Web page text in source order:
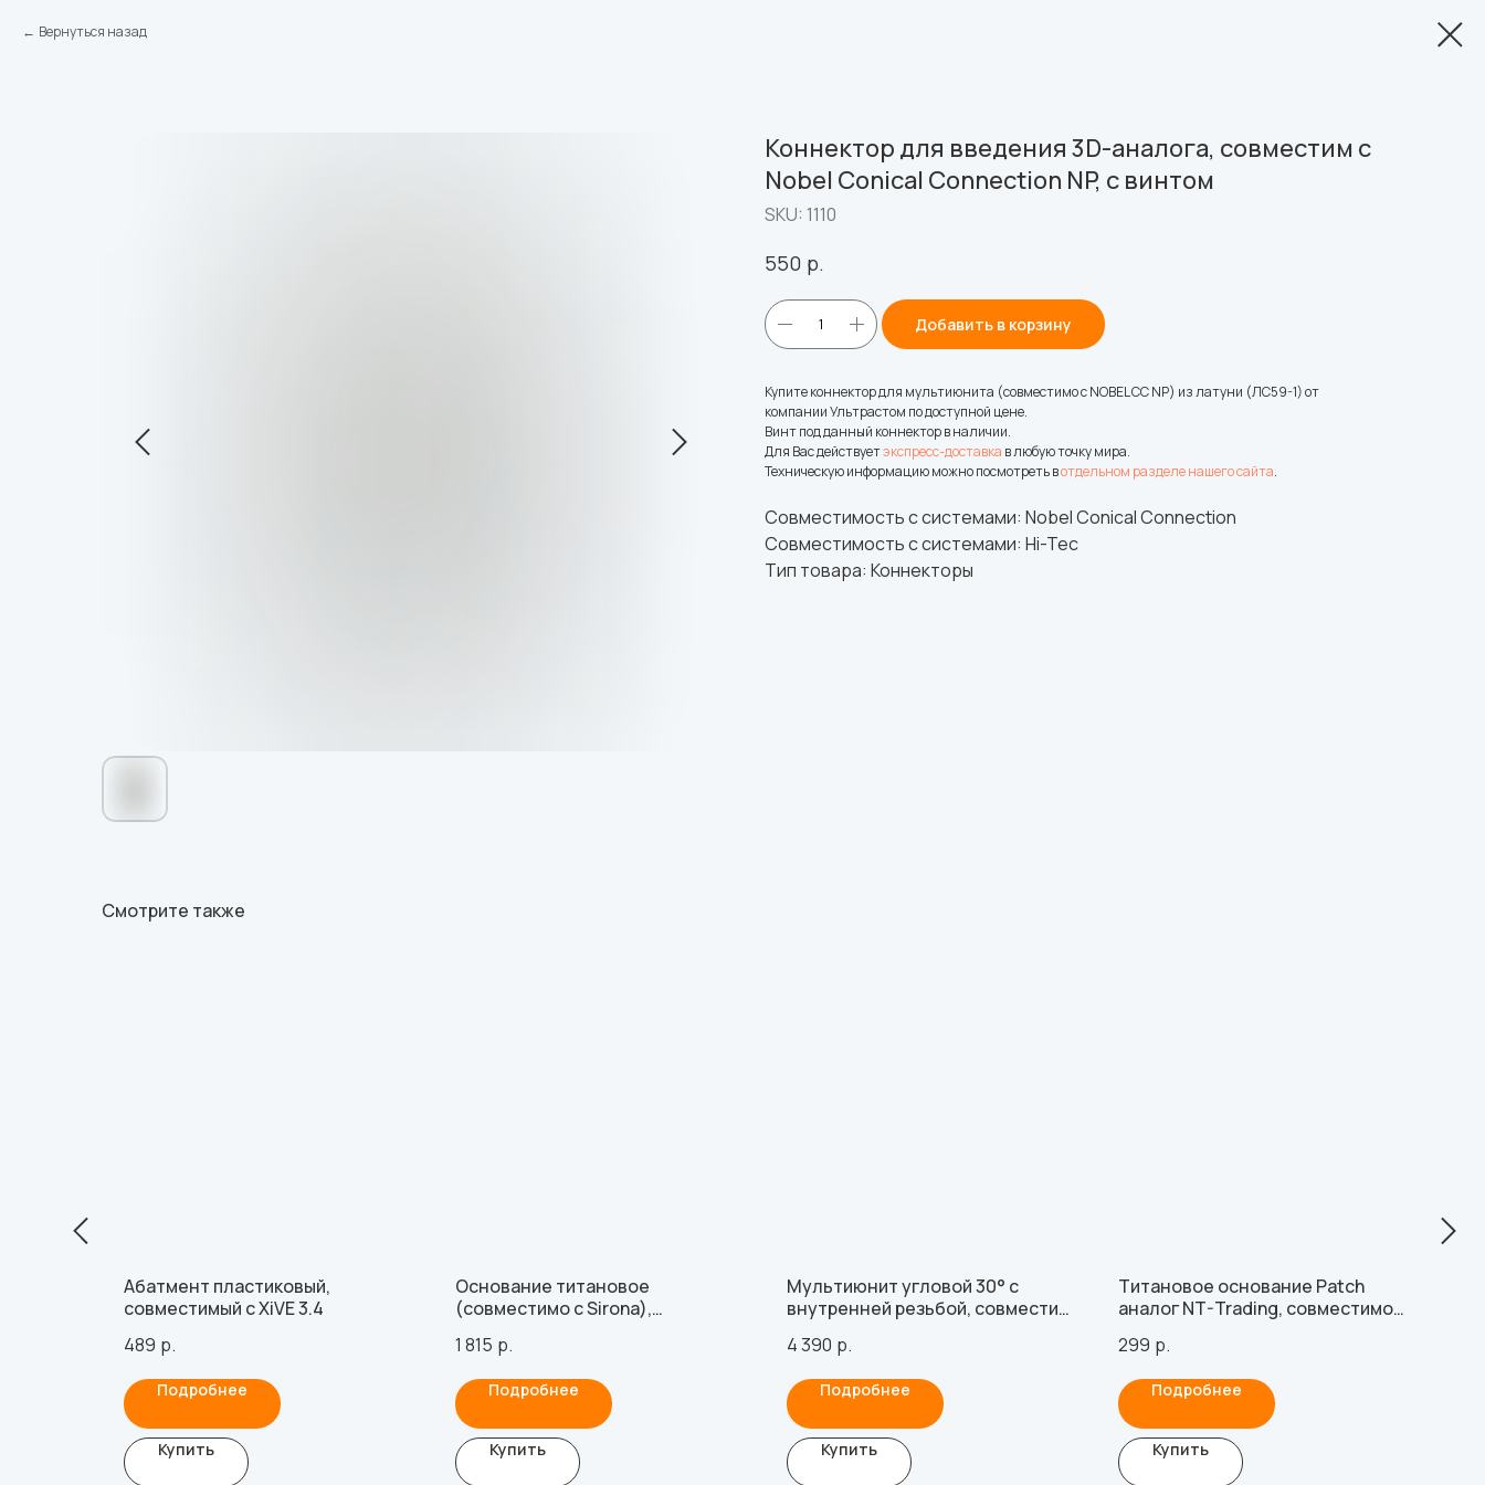
Вернуться назад
Коннектор для введения 3D-аналога, совместим с
Nobel Conical Connection NP, с винтом
SKU: 1110
550 р.
Добавить в корзину
Купите коннектор для мультиюнита (совместимо с NOBEL CC NP) из латуни (ЛС59-1) от
компании Ультрастом по доступной цене.
Винт под данный коннектор в наличии.
Для Вас действуетэкспресс-доставка в любую точку мира.
Техническую информацию можно посмотреть вотдельном разделе нашего сайта.
Совместимость с системами: Nobel Conical Connection
Совместимость с системами: Hi-Tec
Тип товара: Коннекторы
Смотрите также
Абатмент пластиковый,
совместимый с XiVE 3.4
489 р.
Подробнее
Купить
Основание титановое
(совместимо с Sirona),
AnyRidge, без фиксации, с
винтом
1 815 р.
Подробнее
Купить
Мультиюнит угловой 30° с
внутренней резьбой, совместим
(3.5 мм), с винтом
4 390 р.
Подробнее
Купить
Титановое основание Patch
аналог NT-Trading, совместимое
299 р.
Подробнее
Купить